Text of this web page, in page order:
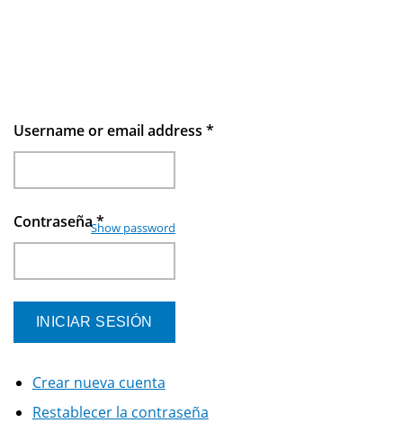
Username or email address *
Contraseña*
Show password
Crear nueva cuenta
Restablecer la contraseña